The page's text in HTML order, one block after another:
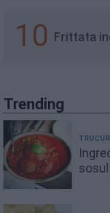
10 Frittata
Trending